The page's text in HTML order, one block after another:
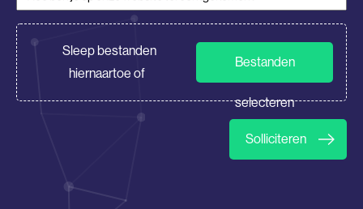
CV/Motivatie
Sleep bestanden
hiernaartoe of
Bestanden
selecteren